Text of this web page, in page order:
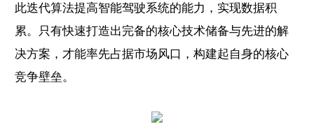
此迭代算法提高智能驾驶系统的能力，实现数据积
累。只有快速打造出完备的核心技术储备与先进的解
决方案，才能率先占据市场风口，构建起自身的核心
竞争壁垒。